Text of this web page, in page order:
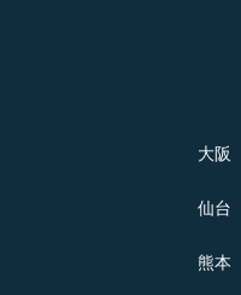
大阪
仙台
熊本